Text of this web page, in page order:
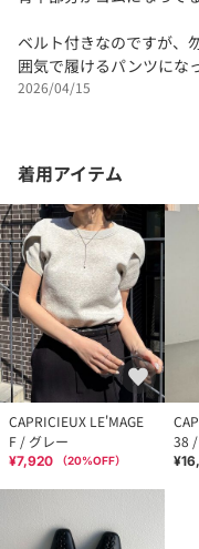
ベルト付きなのですが、
囲気で履けるパンツにな
2026/04/15
着用アイテム
CAPRICIEUX LE'MAGE
F / グレー
¥7,920 （20%OFF）
38